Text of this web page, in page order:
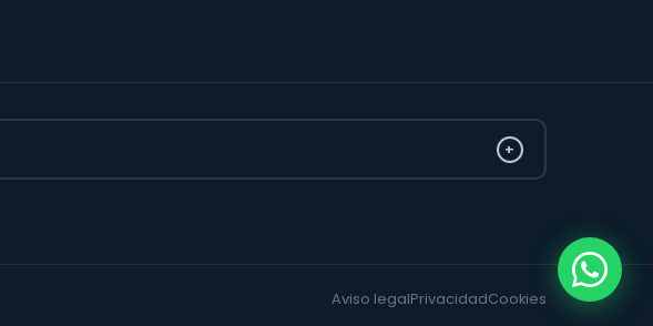
+
Aviso legalPrivacidadCookies